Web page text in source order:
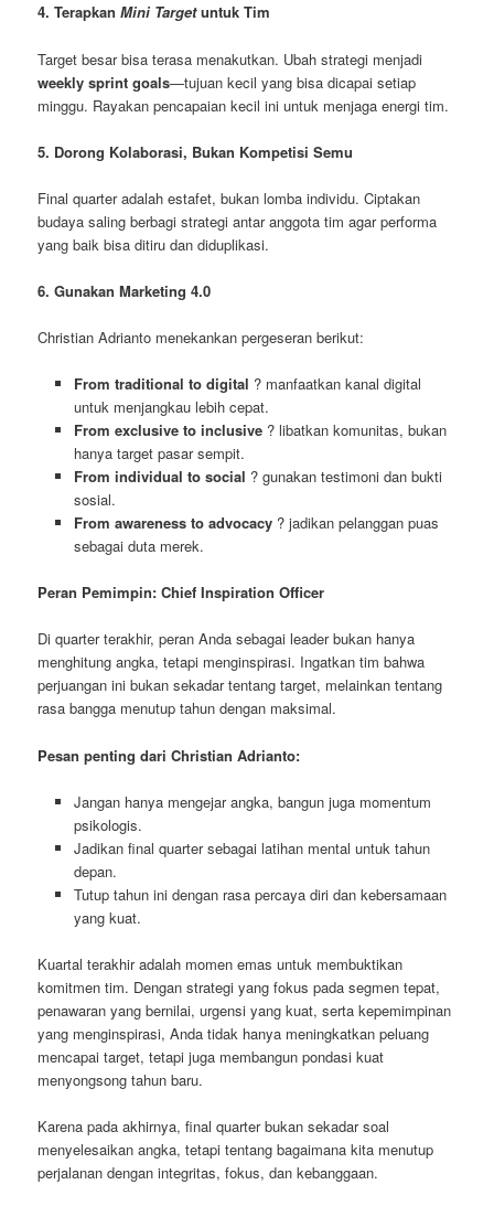
4. TerapkanMini Targetuntuk Tim
Target besar bisa terasa menakutkan. Ubah strategi menjadi
weekly sprint goals—tujuan kecil yang bisa dicapai setiap
minggu. Rayakan pencapaian kecil ini untuk menjaga energi tim.
5. Dorong Kolaborasi, Bukan Kompetisi Semu
Final quarter adalah estafet, bukan lomba individu. Ciptakan
budaya saling berbagi strategi antar anggota tim agar performa
yang baik bisa ditiru dan diduplikasi.
6. Gunakan Marketing 4.0
Christian Adrianto menekankan pergeseran berikut:
From traditional to digital ? manfaatkan kanal digital
untuk menjangkau lebih cepat.
From exclusive to inclusive? libatkan komunitas, bukan
hanya target pasar sempit.
From individual to social ? gunakan testimoni dan bukti
sosial.
From awareness to advocacy? jadikan pelanggan puas
sebagai duta merek.
Peran Pemimpin: Chief Inspiration Officer
Di quarter terakhir, peran Anda sebagai leader bukan hanya
menghitung angka, tetapi menginspirasi. Ingatkan tim bahwa
perjuangan ini bukan sekadar tentang target, melainkan tentang
rasa bangga menutup tahun dengan maksimal.
Pesan penting dari Christian Adrianto:
Jangan hanya mengejar angka, bangun juga momentum
psikologis.
Jadikan final quarter sebagai latihan mental untuk tahun
depan.
Tutup tahun ini dengan rasa percaya diri dan kebersamaan
yang kuat.
Kuartal terakhir adalah momen emas untuk membuktikan
komitmen tim. Dengan strategi yang fokus pada segmen tepat,
penawaran yang bernilai, urgensi yang kuat, serta kepemimpinan
yang menginspirasi, Anda tidak hanya meningkatkan peluang
mencapai target, tetapi juga membangun pondasi kuat
menyongsong tahun baru.
Karena pada akhirnya, final quarter bukan sekadar soal
menyelesaikan angka, tetapi tentang bagaimana kita menutup
perjalanan dengan integritas, fokus, dan kebanggaan.